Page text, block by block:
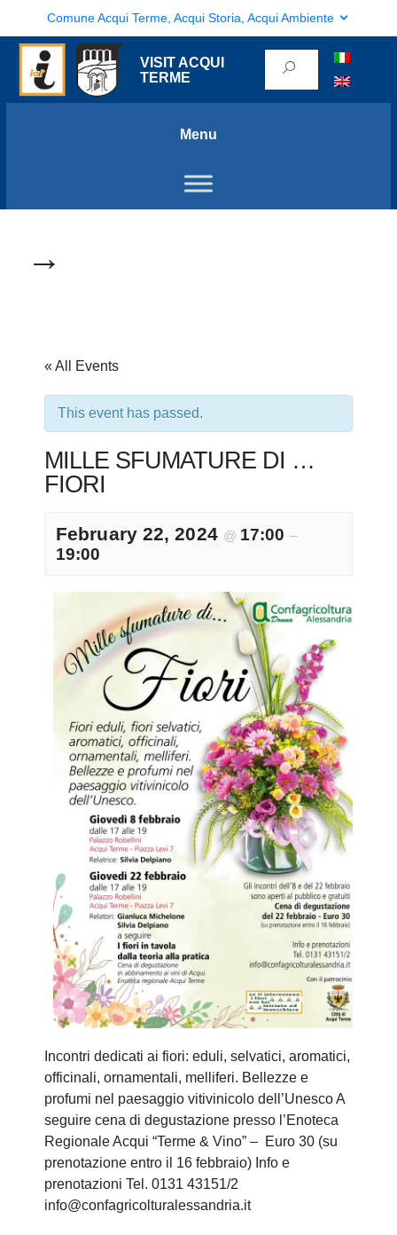
Comune Acqui Terme, Acqui Storia, Acqui Ambiente
VISIT ACQUI
TERME
Menu
→
« All Events
This event has passed.
MILLE SFUMATURE DI …
FIORI
February 22, 2024 @ 17:00 –
19:00
Incontri dedicati ai fiori: eduli, selvatici, aromatici,
officinali, ornamentali, melliferi. Bellezze e
profumi nel paesaggio vitivinicolo dell’Unesco A
seguire cena di degustazione presso l’Enoteca
Regionale Acqui “Terme & Vino” – Euro 30 (su
prenotazione entro il 16 febbraio) Info e
prenotazioni Tel. 0131 43151/2
info@confagricolturalessandria.it